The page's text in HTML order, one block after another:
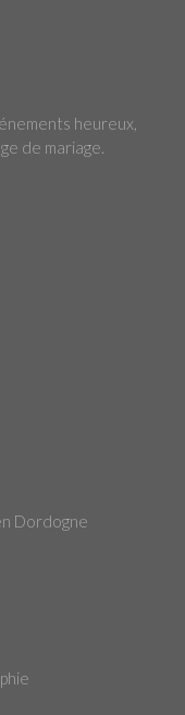
heureux,
de mariage.
Dordogne